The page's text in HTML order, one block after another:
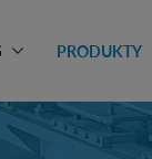
PRODUKTY